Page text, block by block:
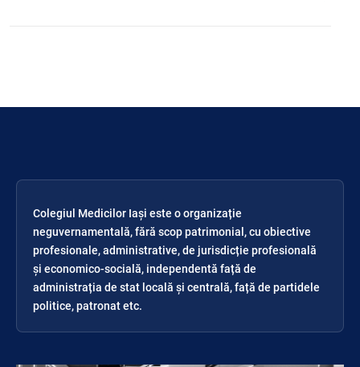
Colegiul Medicilor Iași este o organizație
neguvernamentală, fără scop patrimonial, cu obiective
profesionale, administrative, de jurisdicție profesională
și economico-socială, independentă față de
administrația de stat locală și centrală, față de partidele
politice, patronat etc.